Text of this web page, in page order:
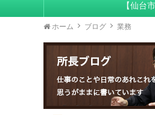
【仙台
ホーム ブログ 業務